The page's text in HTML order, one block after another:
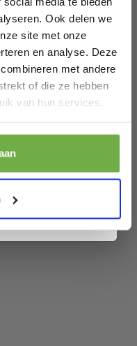
Ook delen we
site met onze
en analyse. Deze
met andere
of die ze hebben
van hun services.
je jarig bent
weer afmelden.